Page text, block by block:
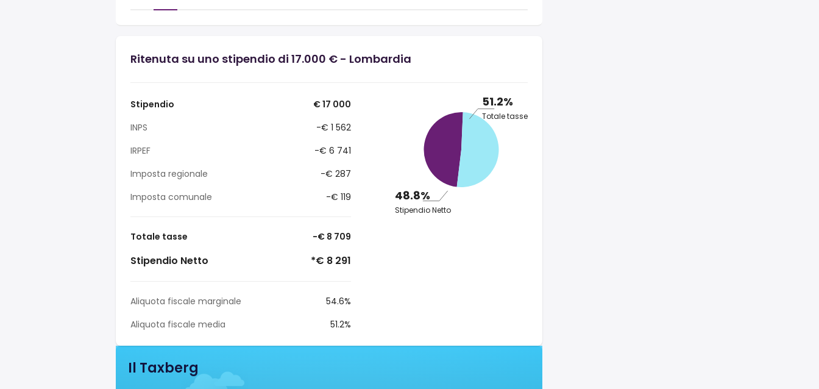
Ritenuta su uno stipendio di 17.000 € - Lombardia
Stipendio
€ 17 000
INPS
-€ 1 562
IRPEF
-€ 6 741
Imposta regionale
-€ 287
Imposta comunale
-€ 119
Totale tasse -€ 8 709
Stipendio Netto *€ 8 291
Aliquota fiscale marginale
54.6%
Aliquota fiscale media
51.2%
51.2%
Totale tasse
48.8%
Stipendio Netto
Il Taxberg